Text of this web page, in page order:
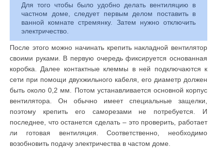
Для того чтобы было удобно делать вентиляцию в
частном доме, следует первым делом поставить в
ванной комнате стремянку. Затем нужно отключить
электричество.
После этого можно начинать крепить накладной вентилятор
своими руками. В первую очередь фиксируется основанная
коробка. Далее контактные клеммы в ней подключаются к
сети при помощи двухжильного кабеля, его диаметр должен
быть около 0,2 мм. Потом устанавливается основной корпус
вентилятора. Он обычно имеет специальные защелки,
поэтому крепить его саморезами не потребуется. И
последнее, что останется сделать – это проверить, работает
ли готовая вентиляция. Соответственно, необходимо
возобновить подачу электричества в частом доме.